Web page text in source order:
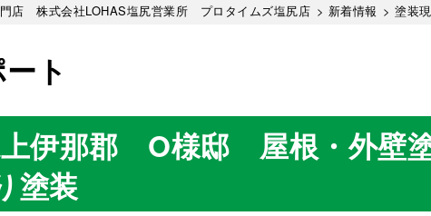
店 株式会社LOHAS塩尻営業所 プロタイムズ塩尻店 > 新着情報 > 塗装
ト
伊那郡 O様邸 屋根・外壁
塗装